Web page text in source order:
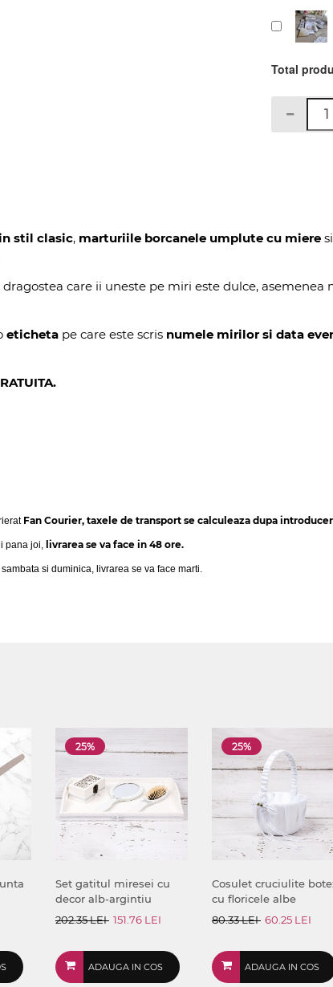
Total
stil clasic, marturiile borcanele umplute cu miere
care ii uneste pe miri este dulce, asemenea
eticheta pe care este scris numele mirilor si data
Fan Courier, taxele de transport se calculeaza dupa
pana joi, livrarea se va face in 48 ore.
si duminica, livrarea se va face marti.
25%
Set gatitul miresei cu
decor alb-argintiu
202.35 LEI 151.76 LEI
ADAUGA IN COS
25%
Cosulet cruciulite
cu floricele albe
80.33 LEI 60.25 LEI
ADAUGA IN COS